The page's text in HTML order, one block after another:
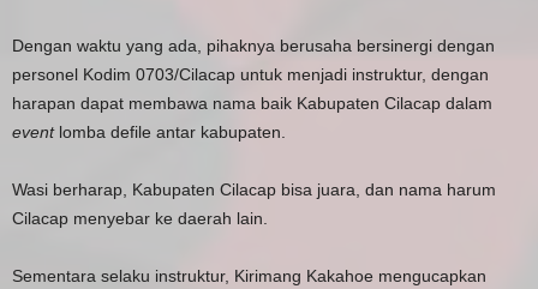
Dengan waktu yang ada, pihaknya berusaha bersinergi dengan
personel Kodim 0703/Cilacap untuk menjadi instruktur, dengan
harapan dapat membawa nama baik Kabupaten Cilacap dalam
eventlomba defile antar kabupaten.
Wasi berharap, Kabupaten Cilacap bisa juara, dan nama harum
Cilacap menyebar ke daerah lain.
Sementara selaku instruktur, Kirimang Kakahoe mengucapkan